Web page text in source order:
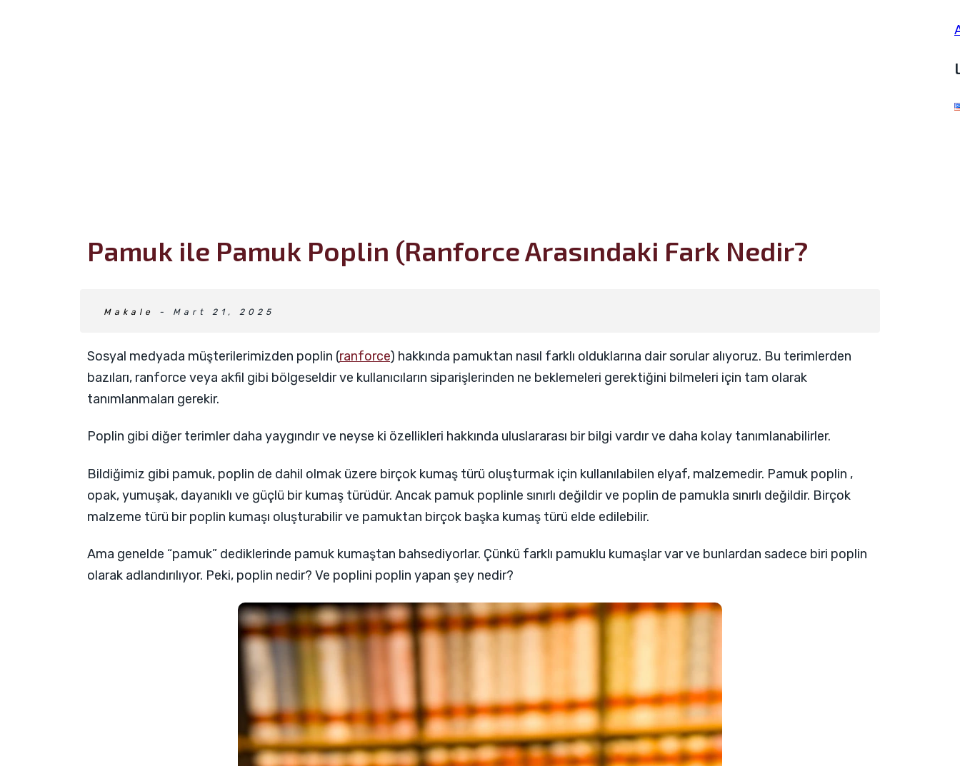
Pamuk ile Pamuk Poplin (Ranforce Arasındaki Fark Nedir?
Makale - Mart 21, 2025
Sosyal medyada müşterilerimizden poplin (ranforce) hakkında pamuktan nasıl farklı olduklarına dair sorular alıyoruz. Bu terimlerden
bazıları, ranforce veya akfil gibi bölgeseldir ve kullanıcıların siparişlerinden ne beklemeleri gerektiğini bilmeleri için tam olarak
tanımlanmaları gerekir.
Poplin gibi diğer terimler daha yaygındır ve neyse ki özellikleri hakkında uluslararası bir bilgi vardır ve daha kolay tanımlanabilirler.
Bildiğimiz gibi pamuk, poplin de dahil olmak üzere birçok kumaş türü oluşturmak için kullanılabilen elyaf, malzemedir. Pamuk poplin ,
opak, yumuşak, dayanıklı ve güçlü bir kumaş türüdür. Ancak pamuk poplinle sınırlı değildir ve poplin de pamukla sınırlı değildir. Birçok
malzeme türü bir poplin kumaşı oluşturabilir ve pamuktan birçok başka kumaş türü elde edilebilir.
Ama genelde “pamuk” dediklerinde pamuk kumaştan bahsediyorlar. Çünkü farklı pamuklu kumaşlar var ve bunlardan sadece biri poplin
olarak adlandırılıyor. Peki, poplin nedir? Ve poplini poplin yapan şey nedir?